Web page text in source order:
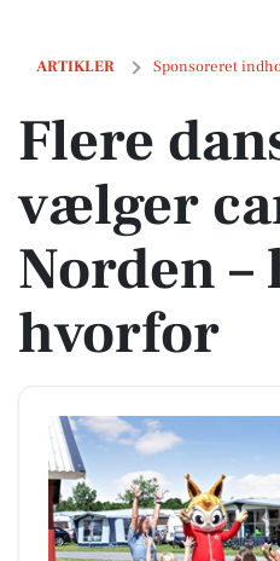
ARTIKLER Sponsoreret
Flere danskere vælger
Flere
vælger
Norden –
hvorfor